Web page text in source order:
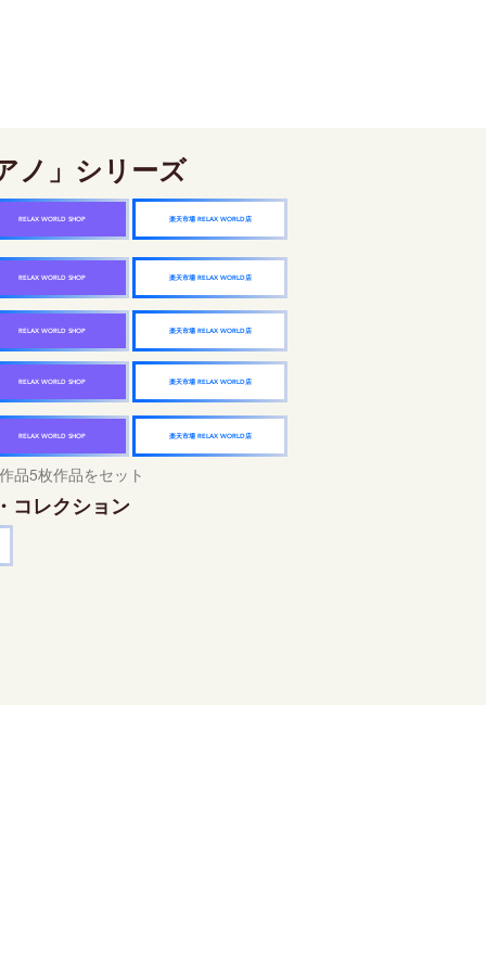
ノ」シリーズ
楽天市場 RELAX WORLD店
RELAX WORLD SHOP
楽天市場 RELAX WORLD店
RELAX WORLD SHOP
楽天市場 RELAX WORLD店
RELAX WORLD SHOP
楽天市場 RELAX WORLD店
RELAX WORLD SHOP
楽天市場 RELAX WORLD店
RELAX WORLD SHOP
品5枚作品をセット
コレクション